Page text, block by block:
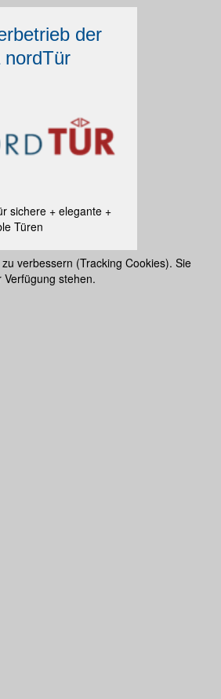
der
nordTür
sichere + elegante +
Türen
verbessern (Tracking Cookies). Sie
stehen.